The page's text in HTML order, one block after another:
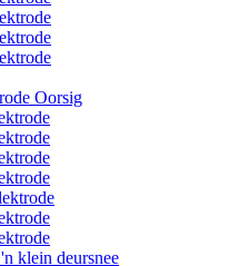
Oorsig
klein deursnee